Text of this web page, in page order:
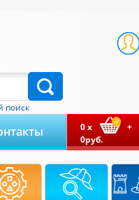
поиск
0x
0руб.
+